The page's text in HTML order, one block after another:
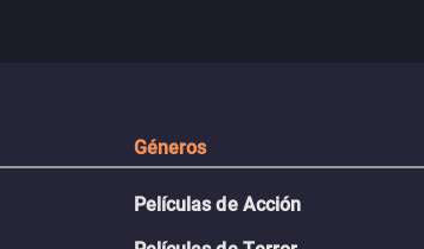
Géneros
Películas de Acción